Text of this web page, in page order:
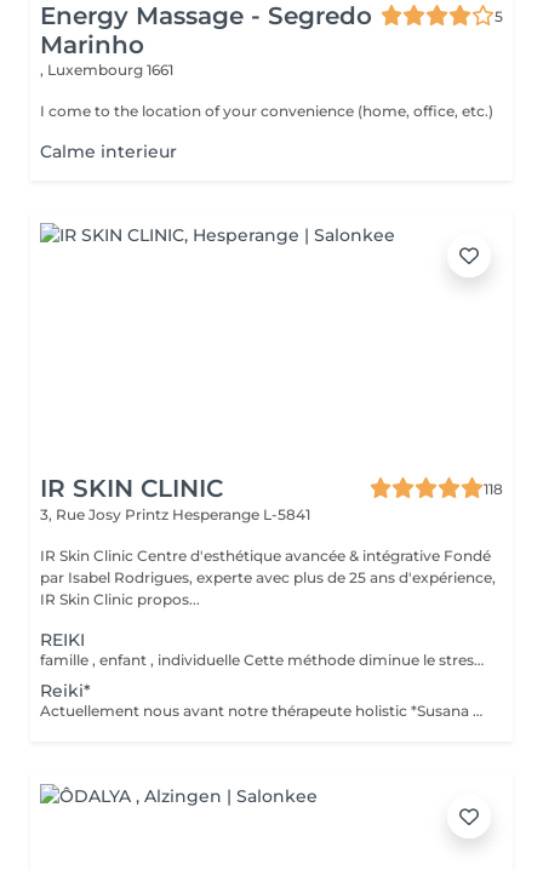
Energy Massage - Segredo
Marinho
5
, Luxembourg 1661
I come to the location of your convenience (home, office, etc.)
Calme interieur
IR SKIN CLINIC
118
3, Rue Josy Printz Hesperange L-5841
IR Skin Clinic Centre d'esthétique avancée & intégrative Fondé
par Isabel Rodrigues, experte avec plus de 25 ans d'expérience,
IR Skin Clinic propos...
REIKI
famille , enfant , individuelle Cette méthode diminue le stress, relâche les blocages émotionnels, calme les douleurs physiques, et vous amener à un bien-être général, ainsi qu'une paix intérieure. Libère les blocages énergétiques, renforce le système immunitaire, atténue la douleur et élimine les toxines du corps
Reiki*
Actuellement nous avant notre thérapeute holistic *Susana Ferreira, qui vient 1x par mois , téléphoner pour prendre rdv . famille , enfant , individuelle Libère les blocages énergétiques, renforce le système immunitaire, atténue la douleur et élimine les toxines du corps.